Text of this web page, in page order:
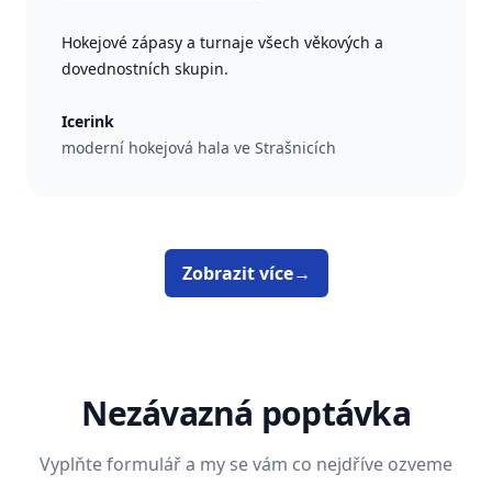
Hokejové zápasy a turnaje všech věkových a
dovednostních skupin.
Icerink
moderní hokejová hala ve Strašnicích
Zobrazit více→
Nezávazná poptávka
Vyplňte formulář a my se vám co nejdříve ozveme